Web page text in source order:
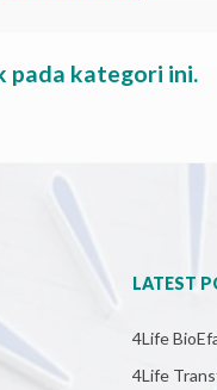
pada kategori ini.
LATEST
4Life
4Life